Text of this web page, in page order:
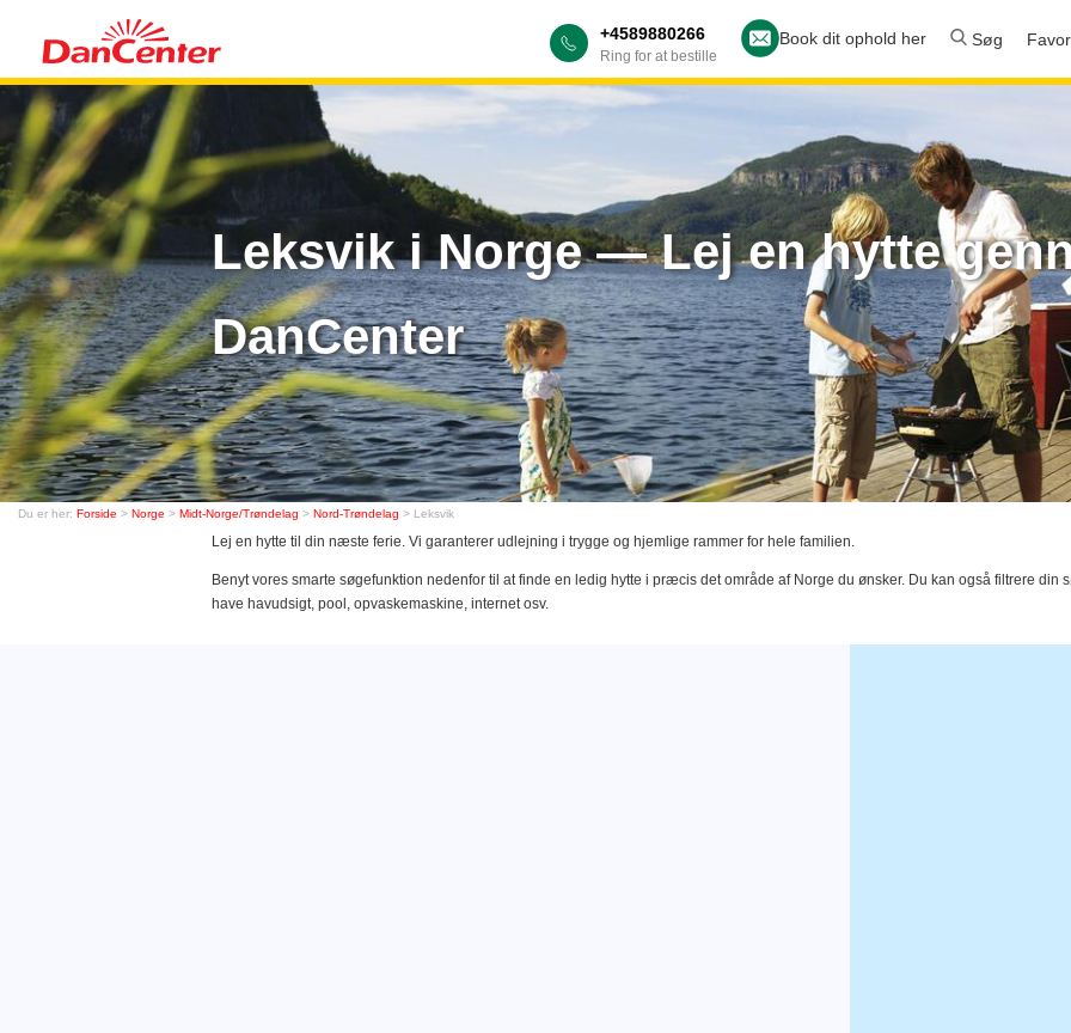
+4589880266
Ring for at bestille
Book dit ophold her Søg
Leksvik i Norge — Lej en hytte
DanCenter
Du er her: Forside > Norge > Midt-Norge/Trøndelag > Nord-Trøndelag > Leksvik
Lej en hytte til din næste ferie. Vi garanterer udlejning i trygge og hjemlige rammer for hele familien.
Benyt vores smarte søgefunktion nedenfor til at finde en ledig hytte i præcis det område af Norge du ønsker. Du kan også filtrere din
have havudsigt, pool, opvaskemaskine, internet osv.